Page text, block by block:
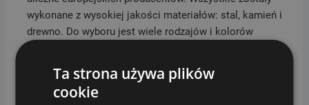
wykonane z wysokiej jakości materiałów: stal, kamień i
drewno. Do wyboru jest wiele rodzajów i kolorów
otoczenia.Ławki znajdują zastosowanie na osiedlach,
w parkach i innych miejscach użyteczności publicznej,
Ta strona używa plików
cookie